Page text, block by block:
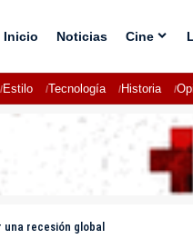
Inicio Noticias Cine
Estilo Tecnología Historia
recesión global